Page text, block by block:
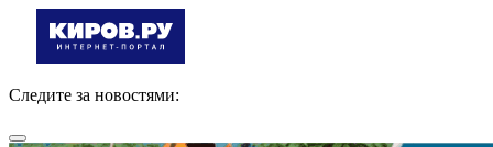
Следите за новостями: